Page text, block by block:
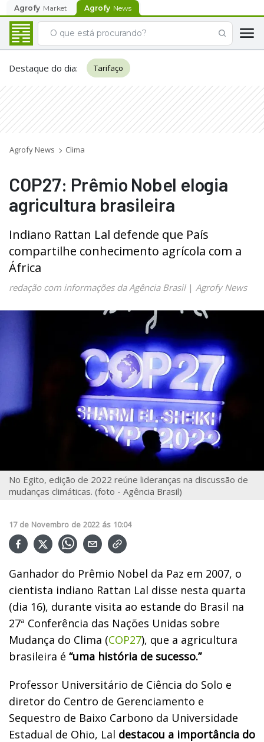
Agrofy Market Agrofy News
Destaque do dia: Tarifaço
Agrofy News Clima
COP27: Prêmio Nobel elogia
agricultura brasileira
Indiano Rattan Lal defende que País
compartilhe conhecimento agrícola com a
África
redação com informações da Agência Brasil| Agrofy News
No Egito, edição de 2022 reúne lideranças na discussão de
mudanças climáticas. (foto - Agência Brasil)
17 de Novembro de 2022 ás 10:04
Ganhador do Prêmio Nobel da Paz em 2007, o
cientista indiano Rattan Lal disse nesta quarta
(dia 16), durante visita ao estande do Brasil na
27ª Conferência das Nações Unidas sobre
Mudança do Clima (COP27), que a agricultura
brasileira é “uma história de sucesso.”
Professor Universitário de Ciência do Solo e
diretor do Centro de Gerenciamento e
Sequestro de Baixo Carbono da Universidade
Estadual de Ohio, Lal destacou a importância do